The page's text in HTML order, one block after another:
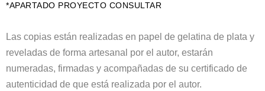
*APARTADO PROYECTO CONSULTAR
Las copias están realizadas en papel de gelatina de plata y
reveladas de forma artesanal por el autor, estarán
numeradas, firmadas y acompañadas de su certificado de
autenticidad de que está realizada por el autor.